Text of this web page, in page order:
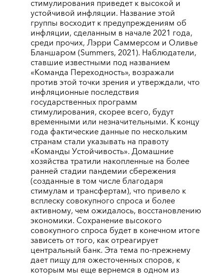
стимулирования приведет к высокой и
устойчивой инфляции. Название этой
группы восходит к предупреждениям об
инфляции, сделанным в начале 2021 года,
среди прочих, Лэрри Саммерсом и Оливье
Бланшаром (Summers, 2021). Наблюдатели,
ставшие известными под названием
«Команда Переходность», возражали
против этой точки зрения и утверждали, что
инфляционные последствия
государственных программ
стимулирования, скорее всего, будут
временными или незначительными. К концу
года фактические данные по нескольким
странам стали указывать на правоту
«Команды Устойчивость». Домашние
хозяйства тратили накопленные на более
ранней стадии пандемии сбережения
(созданные в том числе благодаря
стимулам и трансфертам), что привело к
всплеску совокупного спроса и более
активному, чем ожидалось, восстановлению
экономики. Сохранение высокого
совокупного спроса будет в конечном итоге
зависеть от того, как отреагирует
центральный банк. Эта тема по-прежнему
дает пищу для ожесточенных споров, к
которым мы еще вернемся в одном из